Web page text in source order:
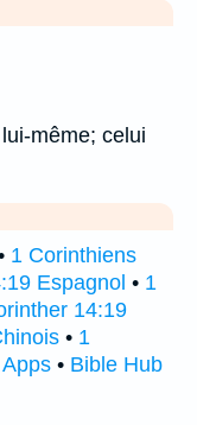
même; celui
1 Corinthiens
Espagnol • 1
14:19
• 1
• Bible Hub